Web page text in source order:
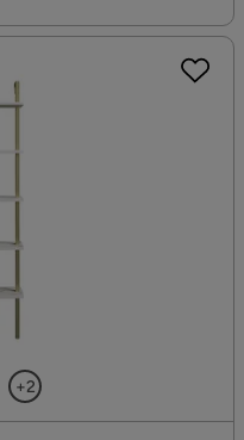
+2